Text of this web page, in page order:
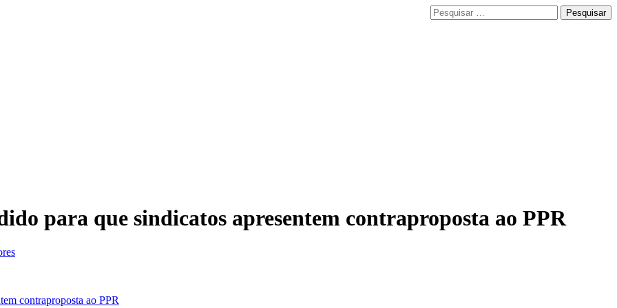
Pesquisar
por:
para que sindicatos apresentem contraproposta ao PPR
contraproposta ao PPR